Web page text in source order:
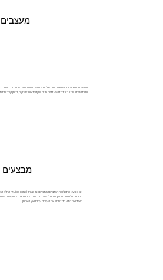
מבצעים
אם ביצענו את שלושת השלבים הקודמים כמו שצריך (כמובן שכן), זה החלק
הפורטה שלנו ומה שמשך אותנו לנישה הזו כשרק התחלנו את המסע שלנו. יש
הציוד ואת הידע כדי לממש את העיצוב עד הטאץ' האחרון.
שנות הניסיון שלנו, ביכולת להגיע לדיוק גבוה שיקלע לצורכי הלקוח, בזמן קצר יחסית.
מעצבים